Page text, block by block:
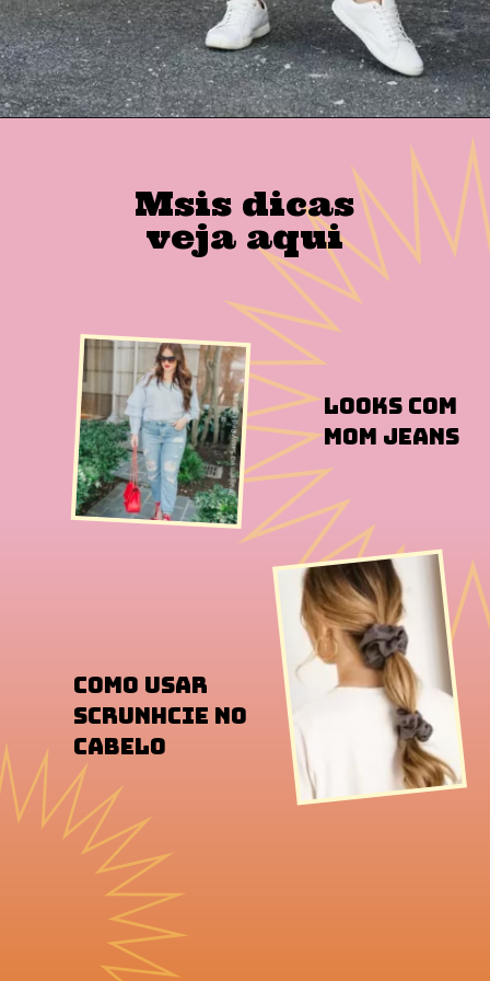
Msis dicas
veja aqui
Looks com
Mom Jeans
Como usar
scrunhcie no
cabelo